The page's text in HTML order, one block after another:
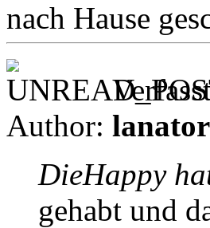
nach Hause
Author: lanator
DieHappy
gehabt und